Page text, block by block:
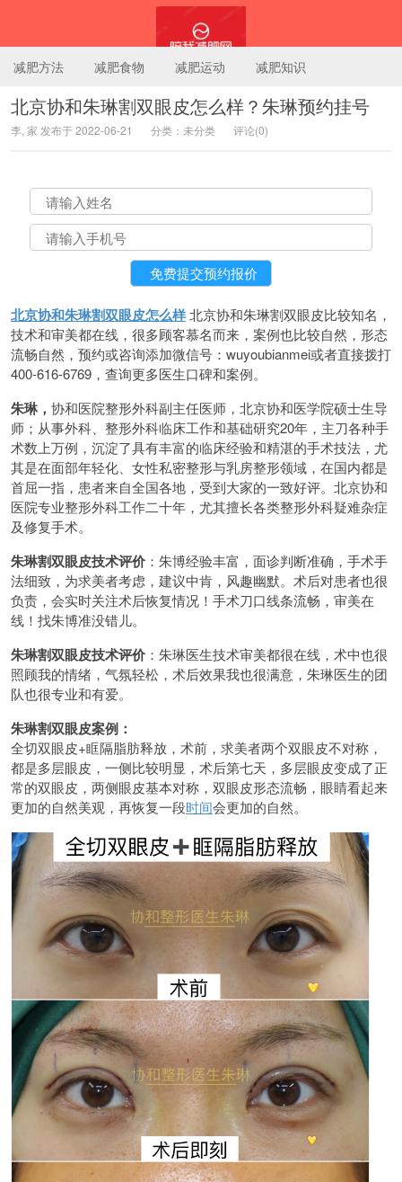
陪我减肥网
减肥方法 减肥食物 减肥运动 减肥知识
北京协和朱琳割双眼皮怎么样？朱琳预约挂号
李, 家 发布于 2022-06-21 分类：未分类 评论(0)
北京协和朱琳割双眼皮怎么样北京协和朱琳割双眼皮比较知名，
技术和审美都在线，很多顾客慕名而来，案例也比较自然，形态
流畅自然，预约或咨询添加微信号：wuyoubianmei或者直接拨打
400-616-6769，查询更多医生口碑和案例。
朱琳， 协和医院整形外科副主任医师，北京协和医学院硕士生导
师；从事外科、整形外科临床工作和基础研究20年，主刀各种手
术数上万例，沉淀了具有丰富的临床经验和精湛的手术技法，尤
其是在面部年轻化、女性私密整形与乳房整形领域，在国内都是
首屈一指，患者来自全国各地，受到大家的一致好评。北京协和
医院专业整形外科工作二十年，尤其擅长各类整形外科疑难杂症
及修复手术。
朱琳割双眼皮技术评价 ：朱博经验丰富，面诊判断准确，手术手
法细致，为求美者考虑，建议中肯，风趣幽默。术后对患者也很
负责，会实时关注术后恢复情况！手术刀口线条流畅，审美在
线！找朱博准没错儿。
朱琳割双眼皮技术评价 ：朱琳医生技术审美都很在线，术中也很
照顾我的情绪，气氛轻松，术后效果我也很满意，朱琳医生的团
队也很专业和有爱。
朱琳割双眼皮案例：
全切双眼皮+眶隔脂肪释放，术前，求美者两个双眼皮不对称，
都是多层眼皮，一侧比较明显，术后第七天，多层眼皮变成了正
常的双眼皮，两侧眼皮基本对称，双眼皮形态流畅，眼睛看起来
更加的自然美观，再恢复一段时间会更加的自然。